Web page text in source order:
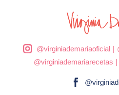
@virginiademariaoficial|
@virginiademariarecetas |